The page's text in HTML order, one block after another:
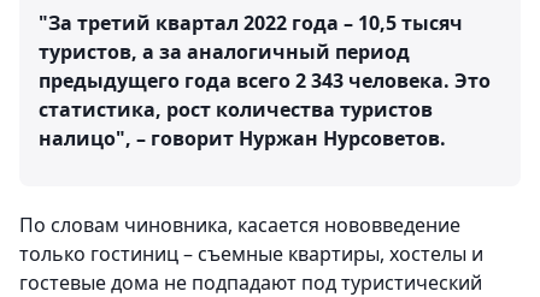
"За третий квартал 2022 года – 10,5 тысяч
туристов, а за аналогичный период
предыдущего года всего 2 343 человека. Это
статистика, рост количества туристов
налицо", – говорит Нуржан Нурсоветов.
По словам чиновника, касается нововведение
только гостиниц – съемные квартиры, хостелы и
гостевые дома не подпадают под туристический